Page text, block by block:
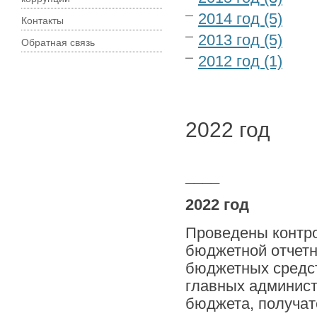
2014 год (5)
2013 год (5)
2012 год (1)
2022 год
2022 год
Проведены
бюджетной
бюджетных
главных
бюджета,
Контакты
Обратная связь